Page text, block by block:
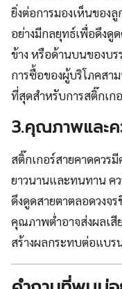
ยิ่งต่อการมองเห็นของ
อย่างมีกลยุทธ์เพื่อดึงดู
ข้าง หรือด้านบนของบ
การซื้อของผู้บริโภคสา
ที่สุดสำหรับการสติ๊กเก
3.คุณภาพและ
สติ๊กเกอร์สายคาดควร
ยาวนานและทนทาน ค
ดึงดูดสายตาตลอดวงจ
คุณภาพต่ำอาจส่งผลเสี
สร้างผลกระทบต่อแบร